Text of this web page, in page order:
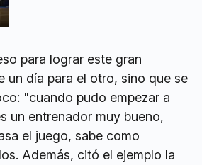
para lograr este gran
un día para el otro, sino que se
"cuando pudo empezar a
un entrenador muy bueno,
el juego, sabe como
Además, citó el ejemplo la